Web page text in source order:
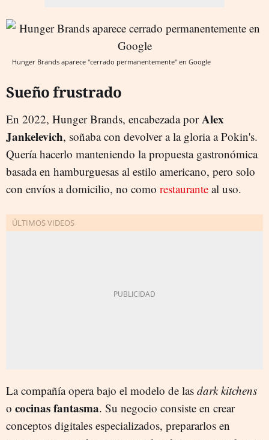
Hunger Brands aparece "cerrado permanentemente" en Google
Sueño frustrado
En 2022, Hunger Brands, encabezada porAlex
Jankelevich, soñaba con devolver a la gloria a Pokin's.
Quería hacerlo manteniendo la propuesta gastronómica
basada en hamburguesas al estilo americano, pero solo
con envíos a domicilio, no como restaurante al uso.
La compañía opera bajo el modelo de las dark kitchens
o cocinas fantasma. Su negocio consiste en crear
conceptos digitales especializados, prepararlos en